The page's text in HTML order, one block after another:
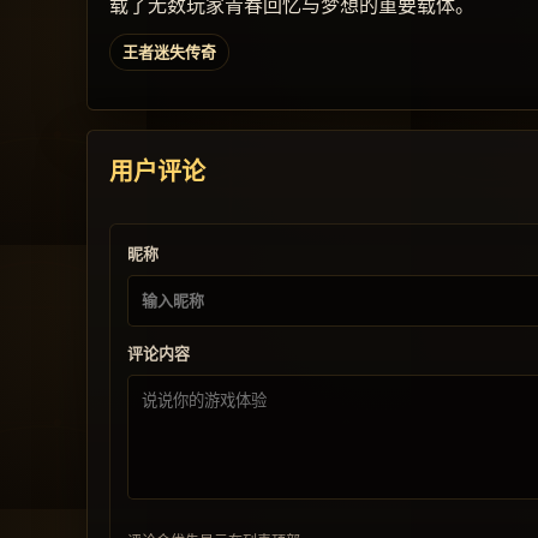
载了无数玩家青春回忆与梦想的重要载体。
王者迷失传奇
用户评论
昵称
评论内容